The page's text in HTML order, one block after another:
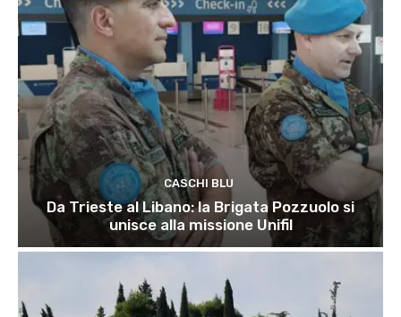
CASCHI BLU
Da Trieste al Libano: la Brigata Pozzuolo si
unisce alla missione Unifil